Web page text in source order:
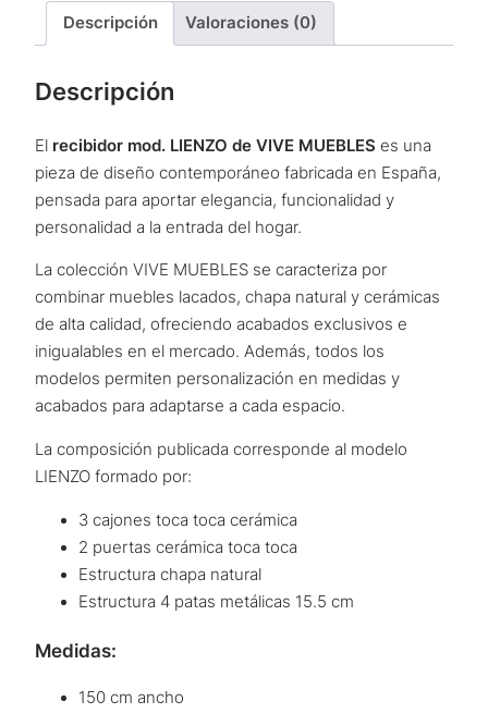
Descripción Valoraciones (0)
Descripción
El recibidor mod. LIENZO de VIVE MUEBLES es una
pieza de diseño contemporáneo fabricada en España,
pensada para aportar elegancia, funcionalidad y
personalidad a la entrada del hogar.
La colección VIVE MUEBLES se caracteriza por
combinar muebles lacados, chapa natural y cerámicas
de alta calidad, ofreciendo acabados exclusivos e
inigualables en el mercado. Además, todos los
modelos permiten personalización en medidas y
acabados para adaptarse a cada espacio.
La composición publicada corresponde al modelo
LIENZO formado por:
3 cajones toca toca cerámica
2 puertas cerámica toca toca
Estructura chapa natural
Estructura 4 patas metálicas 15.5 cm
Medidas:
150 cm ancho